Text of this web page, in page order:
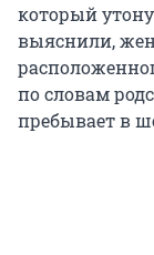
который
выяснили,
по словам
пребывает в